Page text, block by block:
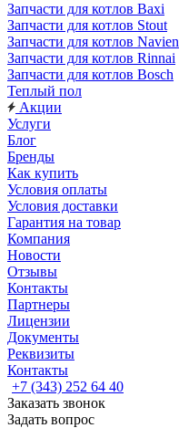
Запчасти для котлов Baxi
Запчасти для котлов Stout
Запчасти для котлов Navien
Запчасти для котлов Rinnai
Запчасти для котлов Bosch
Теплый пол
Акции
Услуги
Блог
Бренды
Как купить
Условия оплаты
Условия доставки
Гарантия на товар
Компания
Новости
Отзывы
Контакты
Партнеры
Лицензии
Документы
Реквизиты
Контакты
+7 (343) 252 64 40
Заказать звонок
Задать вопрос